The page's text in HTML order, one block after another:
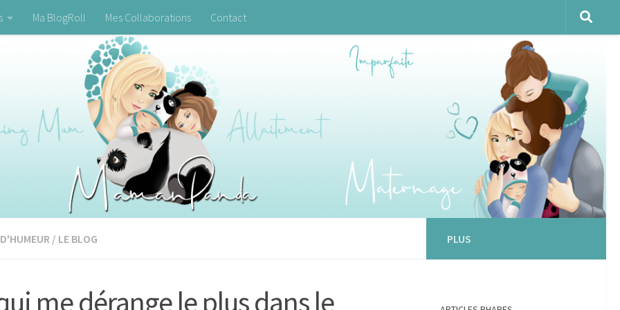
Ma BlogRoll Mes Collaborations Contact
/ LE BLOG
me dérange le plus dans le
PLUS